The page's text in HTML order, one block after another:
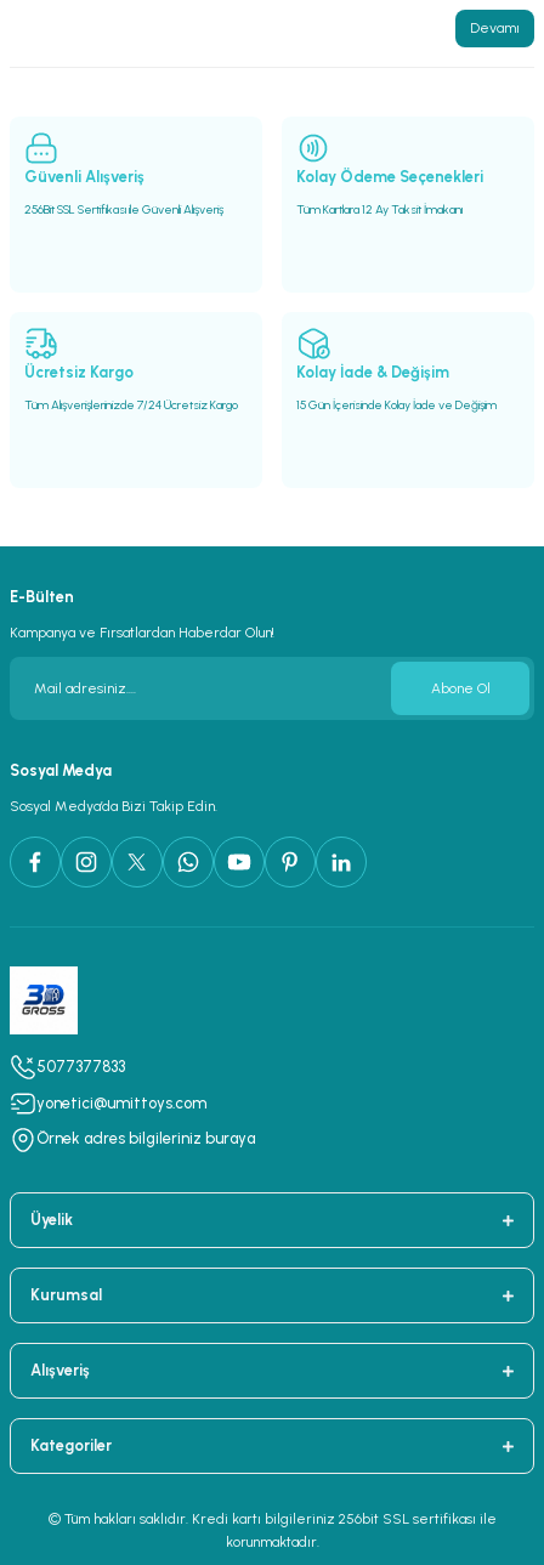
Devamı
Güvenli Alışveriş
256Bit SSL Sertifikası ile Güvenli Alışveriş
Kolay Ödeme Seçenekleri
Tüm Kartlara 12 Ay Taksit İmakanı
Ücretsiz Kargo
Tüm Alışverişlerinizde 7/24 Ücretsiz Kargo
Kolay İade & Değişim
15 Gün İçerisinde Kolay İade ve Değişim
E-Bülten
Kampanya ve Fırsatlardan Haberdar Olun!
Abone Ol
Sosyal Medya
Sosyal Medya’da Bizi Takip Edin.
5077377833
yonetici@umittoys.com
Örnek adres bilgileriniz buraya
Üyelik
Kurumsal
Alışveriş
Kategoriler
© Tüm hakları saklıdır. Kredi kartı bilgileriniz 256bit SSL sertifikası ile
korunmaktadır.